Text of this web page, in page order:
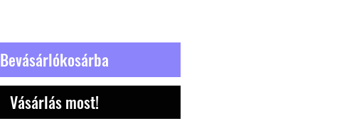
Bevásárlókosárba
Vásárlás most!